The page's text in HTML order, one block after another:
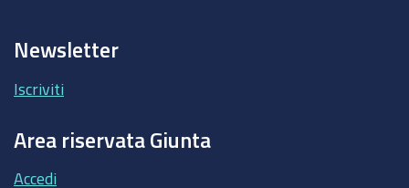
Newsletter
Iscriviti
Area riservata Giunta
Accedi